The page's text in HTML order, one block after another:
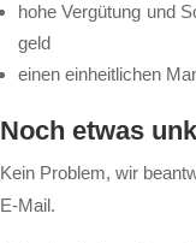
ho­he Ver­gü­tung und
geld
ei­nen ein­heit­li­chen
Noch et­was
Kein Pro­blem, wir
E-Mail.